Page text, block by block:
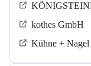
kothes GmbH
Kühne +